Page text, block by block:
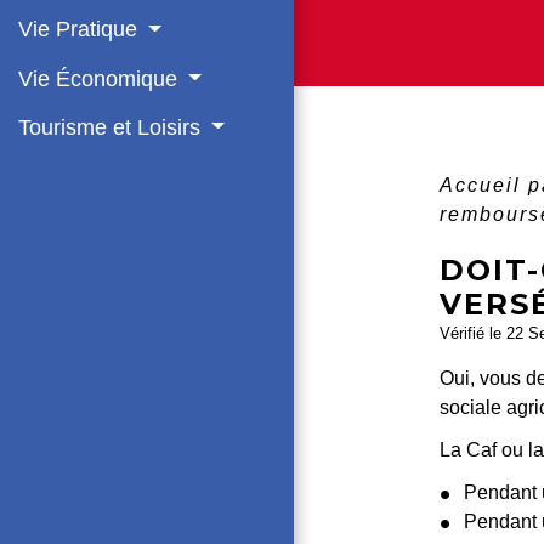
Vie Pratique
Vie Économique
Tourisme et Loisirs
Accueil
Vérifié le 22
Oui, vous
sociale
La Caf ou
Pendant
Pendant